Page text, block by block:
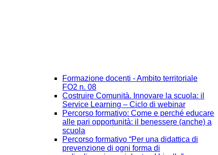
Formazione docenti - Ambito territoriale
FO2 n. 08
Costruire Comunità. Innovare la scuola: il
Service Learning – Ciclo di webinar
Percorso formativo: Come e perché educare
alle pari opportunità: il benessere (anche) a
scuola
Percorso formativo “Per una didattica di
prevenzione di ogni forma di